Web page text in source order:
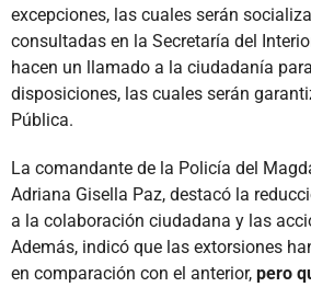
excepciones, las cuales serán
consultadas en la Secretaría del
hacen un llamado a la ciudadanía
disposiciones, las cuales serán
Pública.
La comandante de la Policía del
Adriana Gisella Paz, destacó la
a la colaboración ciudadana y las
Además, indicó que las extorsiones
en comparación con el anterior, pero